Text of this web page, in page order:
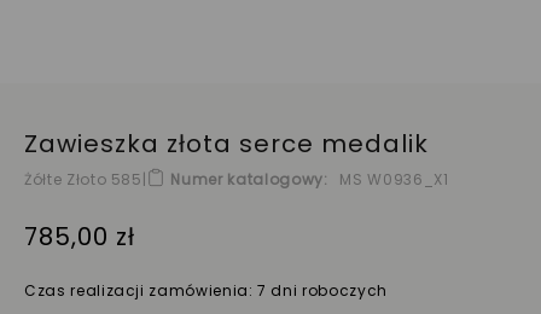
Zawieszka złota serce medalik
Żółte Złoto 585| Numer katalogowy MS W0936_X1
785,00 zł
Czas realizacji zamówienia: 7 dni roboczych